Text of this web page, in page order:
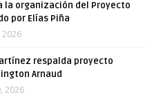
la organización del Proyecto
por Elías Piña
2026
respalda proyecto
Arnaud
2026